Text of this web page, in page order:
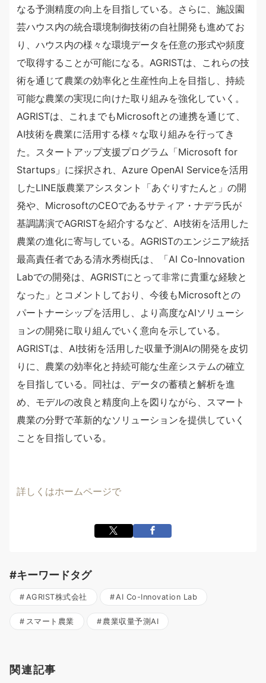
なる予測精度の向上を目指している。さらに、施設園
芸ハウス内の統合環境制御技術の自社開発も進めてお
り、ハウス内の様々な環境データを任意の形式や頻度
で取得することが可能になる。AGRISTは、これらの技
術を通じて農業の効率化と生産性向上を目指し、持続
可能な農業の実現に向けた取り組みを強化していく。
AGRISTは、これまでもMicrosoftとの連携を通じて、
AI技術を農業に活用する様々な取り組みを行ってき
た。スタートアップ支援プログラム「Microsoft for
Startups」に採択され、Azure OpenAI Serviceを活用
したLINE版農業アシスタント「あぐりすたんと」の開
発や、MicrosoftのCEOであるサティア・ナデラ氏が
基調講演でAGRISTを紹介するなど、AI技術を活用した
農業の進化に寄与している。AGRISTのエンジニア統括
最高責任者である清水秀樹氏は、「AI Co-Innovation
Labでの開発は、AGRISTにとって非常に貴重な経験と
なった」とコメントしており、今後もMicrosoftとの
パートナーシップを活用し、より高度なAIソリューシ
ョンの開発に取り組んでいく意向を示している。
AGRISTは、AI技術を活用した収量予測AIの開発を皮切
りに、農業の効率化と持続可能な生産システムの確立
を目指している。同社は、データの蓄積と解析を進
め、モデルの改良と精度向上を図りながら、スマート
農業の分野で革新的なソリューションを提供していく
ことを目指している。
詳しくはホームページで
#キーワードタグ
AGRIST株式会社 AI Co-Innovation Lab
スマート農業 農業収量予測AI
関連記事